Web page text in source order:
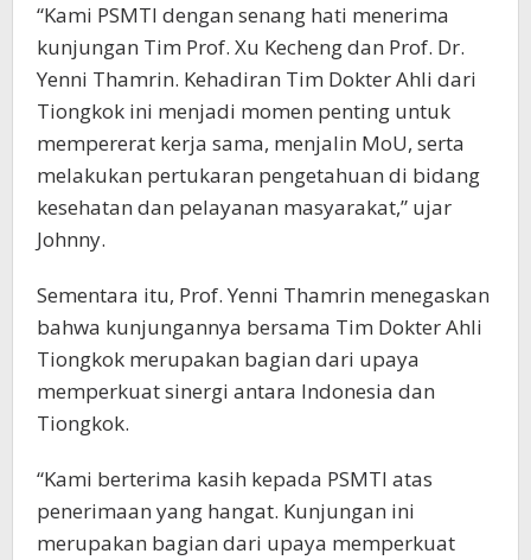
“Kami PSMTI dengan senang hati menerima
kunjungan Tim Prof. Xu Kecheng dan Prof. Dr.
Yenni Thamrin. Kehadiran Tim Dokter Ahli dari
Tiongkok ini menjadi momen penting untuk
mempererat kerja sama, menjalin MoU, serta
melakukan pertukaran pengetahuan di bidang
kesehatan dan pelayanan masyarakat,” ujar
Johnny.
Sementara itu, Prof. Yenni Thamrin menegaskan
bahwa kunjungannya bersama Tim Dokter Ahli
Tiongkok merupakan bagian dari upaya
memperkuat sinergi antara Indonesia dan
Tiongkok.
“Kami berterima kasih kepada PSMTI atas
penerimaan yang hangat. Kunjungan ini
merupakan bagian dari upaya memperkuat